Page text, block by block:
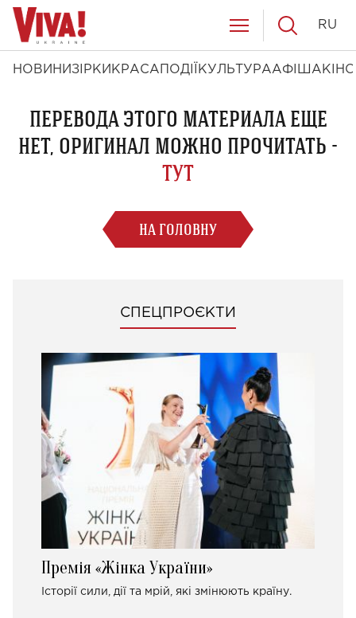
НОВИНИ ЗІРКИ КРАСА ПОДІЇ КУЛЬТУРААФІША КІНО
RU
ПЕРЕВОДА ЭТОГО МАТЕРИАЛА ЕЩЕ
НЕТ, ОРИГИНАЛ МОЖНО ПРОЧИТАТЬ -
ТУТ
НА ГОЛОВНУ
СПЕЦПРОЄКТИ
Премія «Жінка України»
Історії сили, дії та мрій, які змінюють країну.